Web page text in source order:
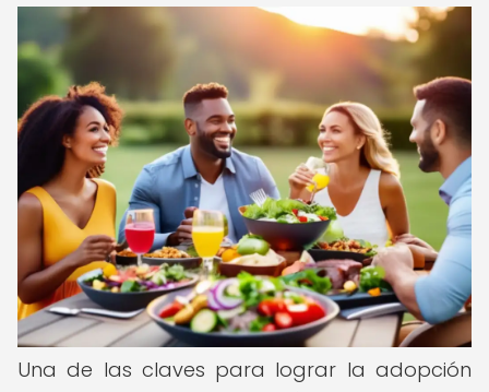
Una de las claves para lograr la adopción